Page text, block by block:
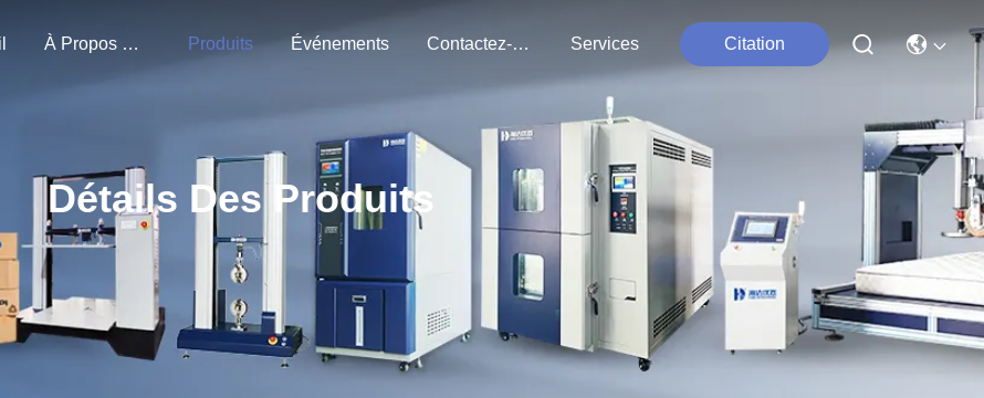
À Propos De Nous Produits Événements Contactez-Nous Services Citation
Détails Des Produits